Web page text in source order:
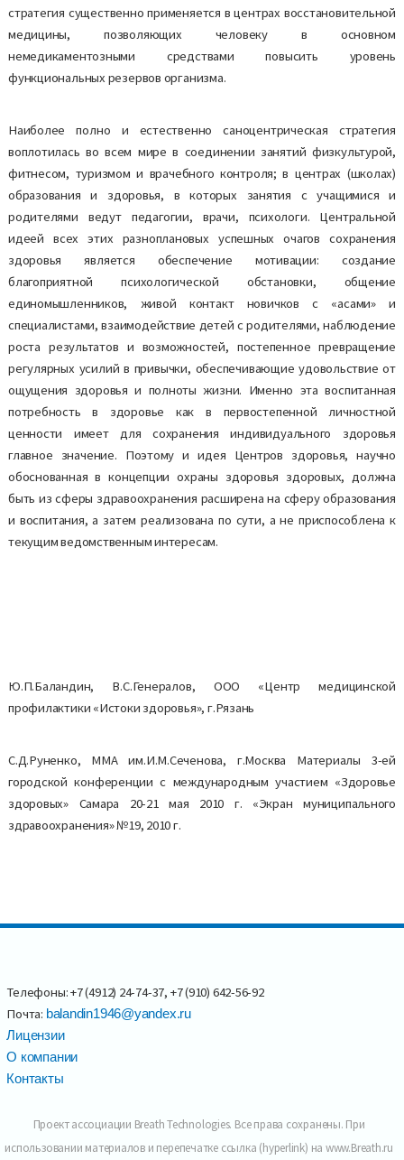
стратегия существенно применяется в центрах восстановительной
медицины, позволяющих человеку в основном
немедикаментозными средствами повысить уровень
функциональных резервов организма.
Наиболее полно и естественно саноцентрическая стратегия
воплотилась во всем мире в соединении занятий физкультурой,
фитнесом, туризмом и врачебного контроля; в центрах (школах)
образования и здоровья, в которых занятия с учащимися и
родителями ведут педагогии, врачи, психологи. Центральной
идеей всех этих разноплановых успешных очагов сохранения
здоровья является обеспечение мотивации: создание
благоприятной психологической обстановки, общение
единомышленников, живой контакт новичков с «асами» и
специалистами, взаимодействие детей с родителями, наблюдение
роста результатов и возможностей, постепенное превращение
регулярных усилий в привычки, обеспечивающие удовольствие от
ощущения здоровья и полноты жизни. Именно эта воспитанная
потребность в здоровье как в первостепенной личностной
ценности имеет для сохранения индивидуального здоровья
главное значение. Поэтому и идея Центров здоровья, научно
обоснованная в концепции охраны здоровья здоровых, должна
быть из сферы здравоохранения расширена на сферу образования
и воспитания, а затем реализована по сути, а не приспособлена к
текущим ведомственным интересам.
Ю.П.Баландин, В.С.Генералов, ООО «Центр медицинской
профилактики «Истоки здоровья», г.Рязань
С.Д.Руненко, ММА им.И.М.Сеченова, г.Москва Материалы 3-ей
городской конференции с международным участием «Здоровье
здоровых» Самара 20-21 мая 2010 г. «Экран муниципального
здравоохранения» №19, 2010 г.
Телефоны: +7 (4912) 24-74-37, +7 (910) 642-56-92
Почта: balandin1946@yandex.ru
Лицензии
О компании
Контакты
Проект ассоциации Breath Technologies. Все права сохранены. При
использовании материалов и перепечатке ссылка (hyperlink) на www.Breath.ru